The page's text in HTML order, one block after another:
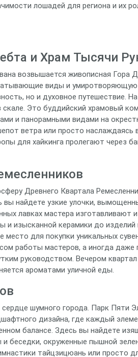
лошадей для региона и их
и Храм Тысячи
возвышается живописная Гора
виды и
но и духовное путешествие.
Это буддийский храмовый
и панорамными видами на
ветра или просто наслаждаясь
для хайкинга пролегают через
Древнего Квартала
вы найдете узкие улочки,
лавках мастера изготавливают
и изысканной керамики до
место для покупки уникальных
работы мастеров, а иногда даже
руководством. Вечером
ароматами уличной еды.
сердце шумного города. Парк Пяти
дизайна, где каждый
балансе. Здесь вы найдете
и беседки, окруженные пышной
тайцзицюань или просто